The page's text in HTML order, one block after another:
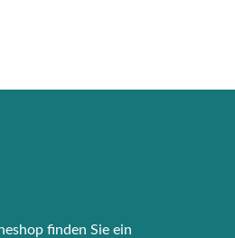
finden Sie ein